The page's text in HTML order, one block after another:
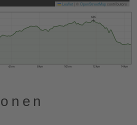
Leaflet OpenStreetMapcontributors
6 km 8 km 10 km 12 km 14 km
636